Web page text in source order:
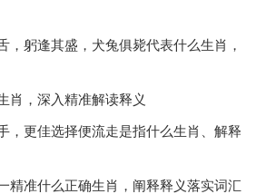
，躬逢其盛，犬兔俱毙代表什么生肖，
肖，深入精准解读释义
，更佳选择便流走是指什么生肖、解释
精准什么正确生肖，阐释释义落实词汇